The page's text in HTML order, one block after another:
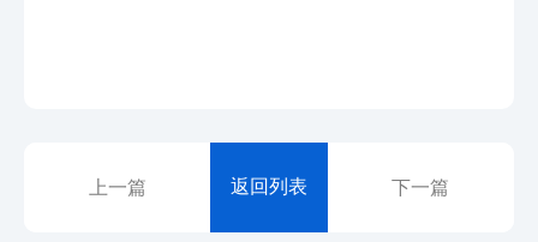
上一篇 返回列表 下一篇